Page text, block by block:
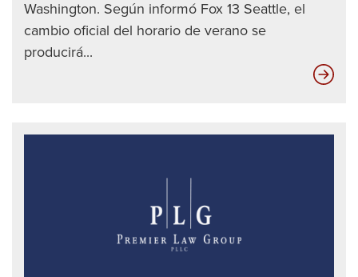
Washington. Según informó Fox 13 Seattle, el
cambio oficial del horario de verano se
producirá...
los